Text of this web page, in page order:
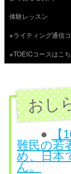
へ
ス
キ
体験レッスン
※ライティング通信
※TOEICコー
●
難民の若
め、日本
ん。